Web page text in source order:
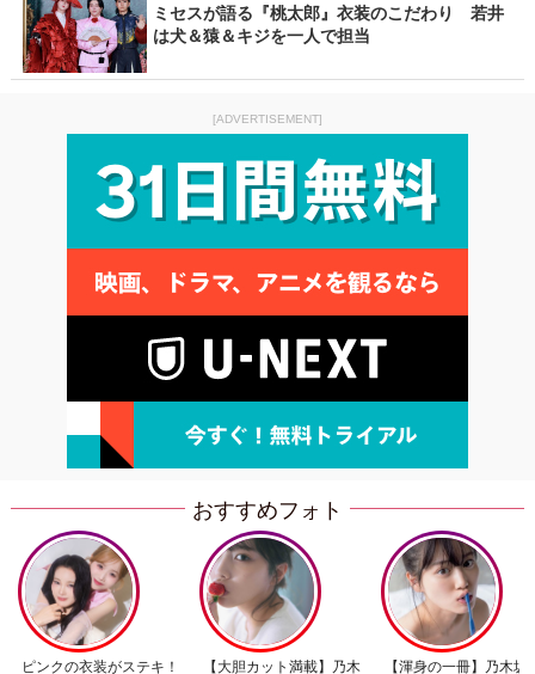
ミセスが語る『桃太郎』衣装のこだわり 若井
は犬＆猿＆キジを一人で担当
[ADVERTISEMENT]
おすすめフォト
ピンクの衣装がステキ！ 【大胆カット満載】乃木 【渾身の一冊】乃木坂